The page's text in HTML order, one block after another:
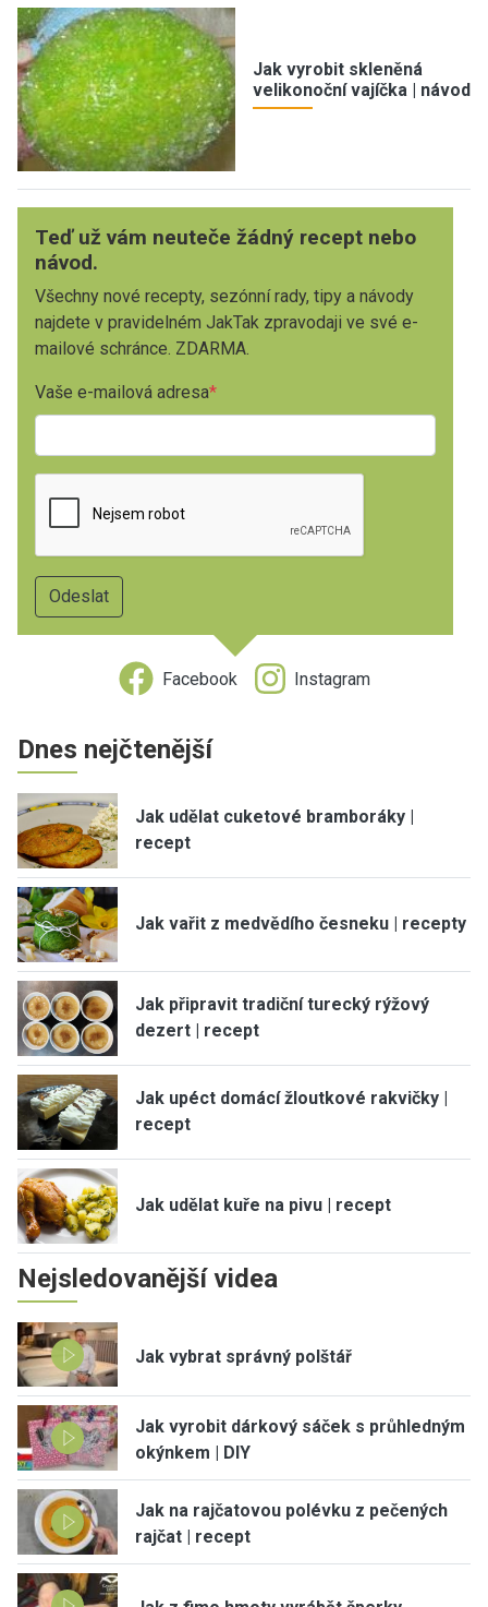
Jak vyrobit skleněná
velikonoční vajíčka | návod
Teď už vám neuteče žádný recept nebo
návod.
Všechny nové recepty, sezónní rady, tipy a návody
najdete v pravidelném JakTak zpravodaji ve své e-
mailové schránce. ZDARMA.
Vaše e-mailová adresa
Facebook Instagram
Dnes nejčtenější
Jak udělat cuketové bramboráky |
recept
Jak vařit z medvědího česneku | recepty
Jak připravit tradiční turecký rýžový
dezert | recept
Jak upéct domácí žloutkové rakvičky |
recept
Jak udělat kuře na pivu | recept
Nejsledovanější videa
Jak vybrat správný polštář
Jak vyrobit dárkový sáček s průhledným
okýnkem | DIY
Jak na rajčatovou polévku z pečených
rajčat | recept